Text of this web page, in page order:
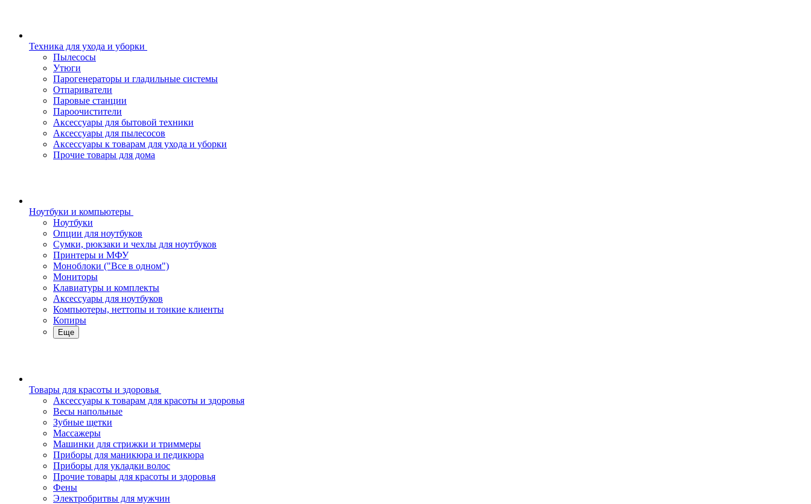
Техника для ухода и уборки
Пылесосы
Утюги
Парогенераторы и гладильные системы
Отпариватели
Паровые станции
Пароочистители
Аксессуары для бытовой техники
Аксессуары для пылесосов
Аксессуары к товарам для ухода и уборки
Прочие товары для дома
Ноутбуки и компьютеры
Ноутбуки
Опции для ноутбуков
Сумки, рюкзаки и чехлы для ноутбуков
Принтеры и МФУ
Моноблоки ("Все в одном")
Мониторы
Клавиатуры и комплекты
Аксессуары для ноутбуков
Компьютеры, неттопы и тонкие клиенты
Копиры
Еще
Товары для красоты и здоровья
Аксессуары к товарам для красоты и здоровья
Весы напольные
Зубные щетки
Массажеры
Машинки для стрижки и триммеры
Приборы для маникюра и педикюра
Приборы для укладки волос
Прочие товары для красоты и здоровья
Фены
Электробритвы для мужчин